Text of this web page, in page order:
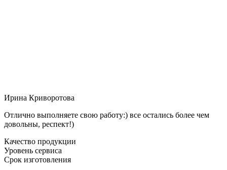
Ирина Криворотова
Отлично выполняете свою работу:) все остались более чем
довольны, респект!)
Качество продукции
Уровень сервиса
Срок изготовления